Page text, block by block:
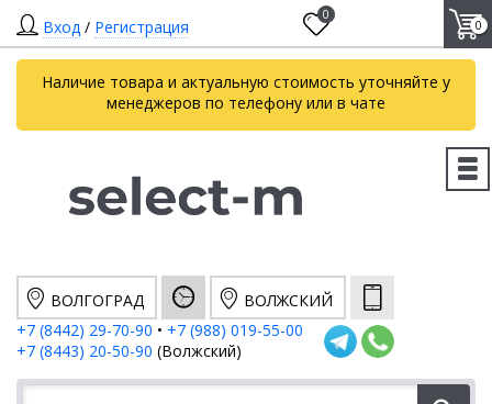
Вход / Регистрация
0
0
Наличие товара и актуальную стоимость уточняйте у
менеджеров по телефону или в чате
ВОЛГОГРАД
ВОЛЖСКИЙ
+7 (8442) 29-70-90 • +7 (988) 019-55-00
+7 (8443) 20-50-90 (Волжский)